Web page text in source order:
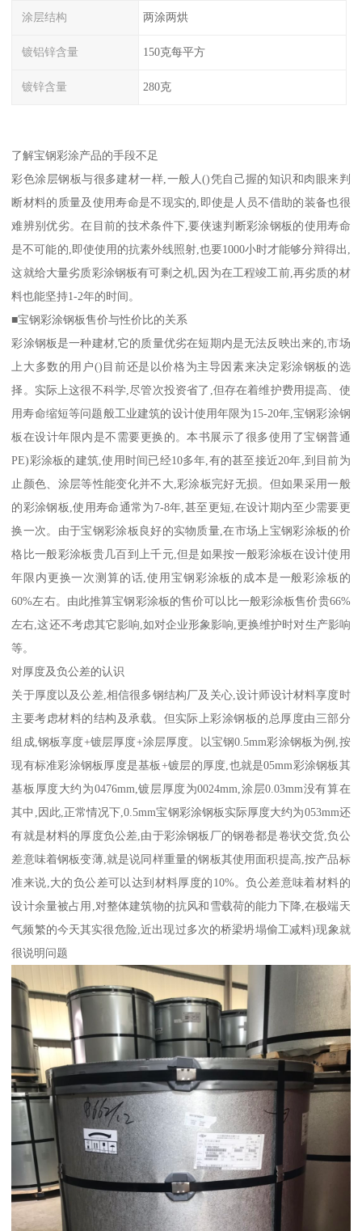
涂层结构 两涂两烘
镀铝锌含量 150克每平方
镀锌含量 280克
了解宝钢彩涂产品的手段不足
彩色涂层钢板与很多建材一样,一般人()凭自己握的知识和肉眼来判
断材料的质量及使用寿命是不现实的,即使是人员不借助的装备也很
难辨别优劣。在目前的技术条件下,要侠速判断彩涂钢板的使用寿命
是不可能的,即使使用的抗素外线照射,也要1000小时才能够分辩得出,
这就给大量劣质彩涂钢板有可剩之机,因为在工程竣工前,再劣质的材
料也能坚持1-2年的时间。
■宝钢彩涂钢板售价与性价比的关系
彩涂钢板是一种建材,它的质量优劣在短期内是无法反映出来的,市场
上大多数的用户()目前还是以价格为主导因素来决定彩涂钢板的选
择。实际上这很不科学,尽管次投资省了,但存在着维护费用提高、使
用寿命缩短等问题般工业建筑的设计使用年限为15-20年,宝钢彩涂钢
板在设计年限内是不需要更换的。本书展示了很多使用了宝钢普通
PE)彩涂板的建筑,使用时间已经10多年,有的甚至接近20年,到目前为
止颜色、涂层等性能变化并不大,彩涂板完好无损。但如果采用一般
的彩涂钢板,使用寿命通常为7-8年,甚至更短,在设计期内至少需要更
换一次。由于宝钢彩涂板良好的实物质量,在市场上宝钢彩涂板的价
格比一般彩涂板贵几百到上千元,但是如果按一般彩涂板在设计使用
年限内更换一次测算的话,使用宝钢彩涂板的成本是一般彩涂板的
60%左右。由此推算宝钢彩涂板的售价可以比一般彩涂板售价贵66%
左右,这还不考虑其它影响,如对企业形象影响,更换维护时对生产影响
等。
对厚度及负公差的认识
关于厚度以及公差,相信很多钢结构厂及关心,设计师设计材料享度时
主要考虑材料的结构及承载。但实际上彩涂钢板的总厚度由三部分
组成,钢板享度+镀层厚度+涂层厚度。以宝钢0.5mm彩涂钢板为例,按
现有标准彩涂钢板厚度是基板+镀层的厚度,也就是05mm彩涂钢板其
基板厚度大约为0476mm,镀层厚度为0024mm,涂层0.03mm没有算在
其中,因此,正常情况下,0.5mm宝钢彩涂钢板实际厚度大约为053mm还
有就是材料的厚度负公差,由于彩涂钢板厂的钢卷都是卷状交货,负公
差意味着钢板变薄,就是说同样重量的钢板其使用面积提高,按产品标
准来说,大的负公差可以达到材料厚度的10%。负公差意味着材料的
设计余量被占用,对整体建筑物的抗风和雪载荷的能力下降,在极端天
气频繁的今天其实很危险,近出现过多次的桥梁坍塌偷工减料)现象就
很说明问题